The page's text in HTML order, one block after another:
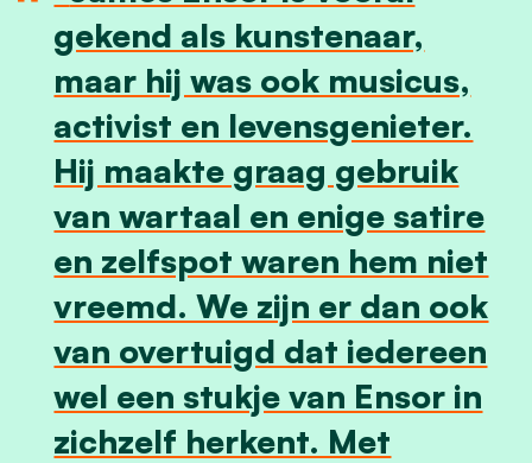
gekend als kunstenaar,
maar hij was ook musicus,
activist en levensgenieter.
Hij maakte graag gebruik
van wartaal en enige satire
en zelfspot waren hem niet
vreemd. We zijn er dan ook
van overtuigd dat iedereen
wel een stukje van Ensor in
zichzelf herkent. Met